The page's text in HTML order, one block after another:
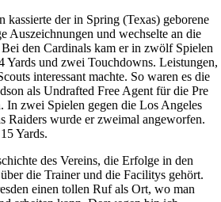
kassierte der in Spring (Texas) geborene
Auszeichnungen und wechselte an die
den Cardinals kam er in zwölf Spielen
Yards und zwei Touchdowns. Leistungen,
interessant machte. So waren es die
als Undrafted Free Agent für die Pre
In zwei Spielen gegen die Los Angeles
Raiders wurde er zweimal angeworfen.
Yards.
des Vereins, die Erfolge in den
die Trainer und die Facilitys gehört.
einen tollen Ruf als Ort, wo man